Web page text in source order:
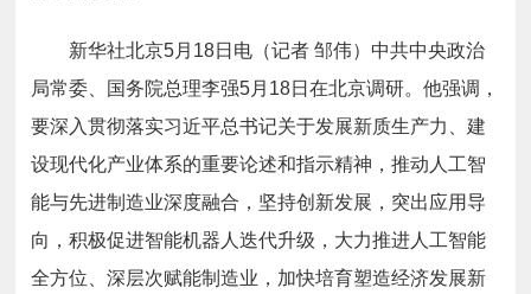
新华社北京5月18日电（记者 邹伟）中共中央政治
局常委、国务院总理李强5月18日在北京调研。他强调，
要深入贯彻落实习近平总书记关于发展新质生产力、建
设现代化产业体系的重要论述和指示精神，推动人工智
能与先进制造业深度融合，坚持创新发展，突出应用导
向，积极促进智能机器人迭代升级，大力推进人工智能
全方位、深层次赋能制造业，加快培育塑造经济发展新